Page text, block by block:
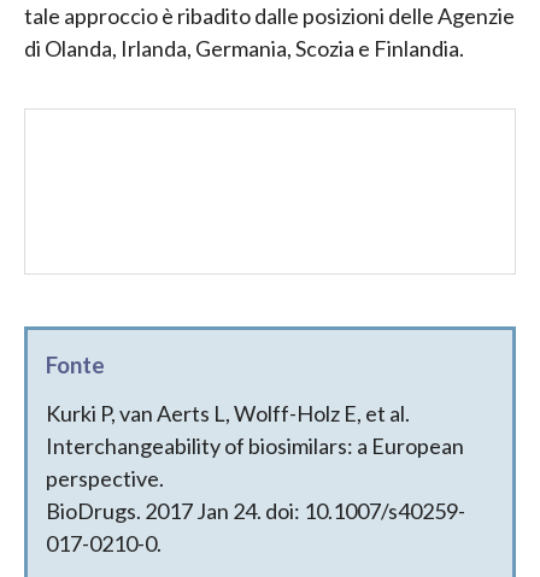
tale approccio è ribadito dalle posizioni delle Agenzie
di Olanda, Irlanda, Germania, Scozia e Finlandia.
Fonte
Kurki P, van Aerts L, Wolff-Holz E, et al.
Interchangeability of biosimilars: a European
perspective.
BioDrugs. 2017 Jan 24. doi: 10.1007/s40259-
017-0210-0.